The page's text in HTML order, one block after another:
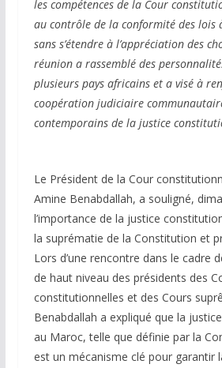
les compétences de la Cour
au contrôle de la conformité des lois
sans s’étendre à l’appréciation des
réunion a rassemblé des
plusieurs pays africains et a visé à
coopération judiciaire
contemporains de la justice
Le Président de la Cour
Amine Benabdallah, a souligné,
l’importance de la justice
la suprématie de la Constitution et
Lors d’une rencontre dans le cadre
de haut niveau des présidents des
constitutionnelles et des Cours
Benabdallah a expliqué que la
au Maroc, telle que définie par la
est un mécanisme clé pour garantir